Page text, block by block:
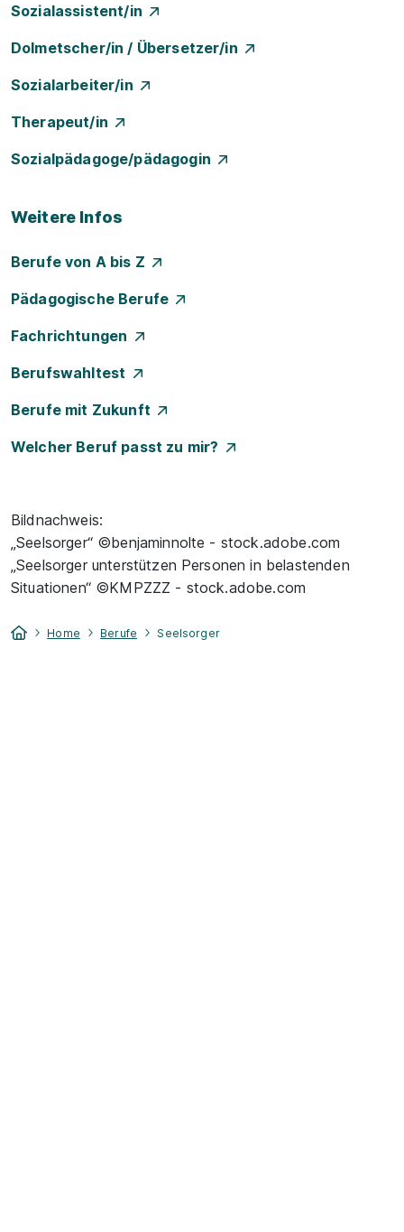
Sozialassistent/in
Dolmetscher/in / Übersetzer/in
Sozialarbeiter/in
Therapeut/in
Sozialpädagoge/pädagogin
Weitere Infos
Berufe von A bis Z
Pädagogische Berufe
Fachrichtungen
Berufswahltest
Berufe mit Zukunft
Welcher Beruf passt zu mir?
Bildnachweis:
„Seelsorger“ ©benjaminnolte - stock.adobe.com
„Seelsorger unterstützen Personen in belastenden
Situationen“ ©KMPZZZ - stock.adobe.com
Home Berufe Seelsorger